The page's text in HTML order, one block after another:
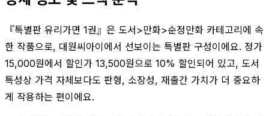
『특별판 유리가면 1권』은 도서>만화>순정만화 카테고리에 속
한 작품으로, 대원씨아이에서 선보이는 특별판 구성이에요. 정가
15,000원에서 할인가 13,500원으로 10% 할인되어 있고, 도서
특성상 가격 자체보다도 판형, 소장성, 재출간 가치가 더 중요하
게 작용하는 편이에요.